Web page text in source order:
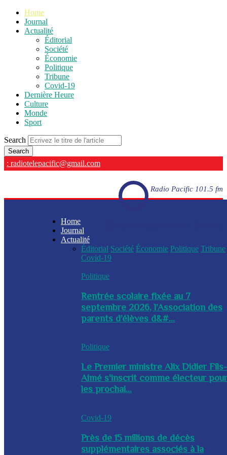
Home
Journal
Actualité
Éditorial
Société
Économie
Politique
Tribune
Covid-19
Dernière Heure
Culture
Monde
Sport
Search
: radiotelepacific@gmail.com
Radio Pacific 101.5 fm
Home
Journal
Actualité
Éditorial Société Économie Politique Tribune
Covid-19
Politique
Rentrée scolaire fixée au 7
septembre 2026, l’Association des
parents d’élèves d&#...
Politique
Le Premier ministre Alix Didier Fils-
Aimé s'inscrit comme électeur
les prochai...
Covid-19
Près de 15 millions de décès
supplémentaires associés à la